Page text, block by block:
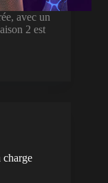
avec un
2 est
charge